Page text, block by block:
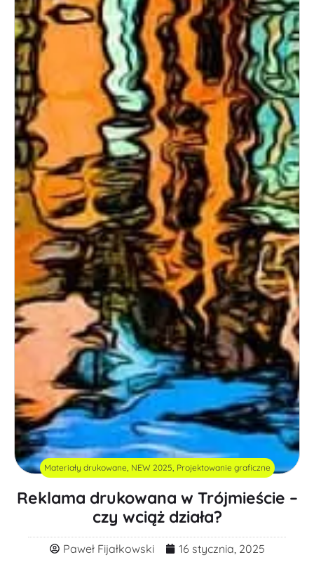
Materiały drukowane, NEW 2025, Projektowanie graficzne
Reklama drukowana w Trójmieście –
czy wciąż działa?
Paweł Fijałkowski 16 stycznia, 2025